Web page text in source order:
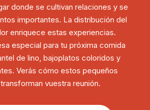
donde se cultivan relaciones y se
importantes. La distribución del
enriquece estas experiencias.
especial para tu próxima comida
de lino, bajoplatos coloridos y
Verás cómo estos pequeños
vuestra reunión.